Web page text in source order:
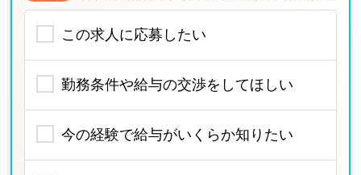
この求人に応募したい
勤務条件や給与の交渉をしてほしい
今の経験で給与がいくらか知りたい